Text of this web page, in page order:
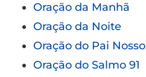
Oração da Manhã
Oração da Noite
Oração do Pai Nosso
Oração do Salmo 91